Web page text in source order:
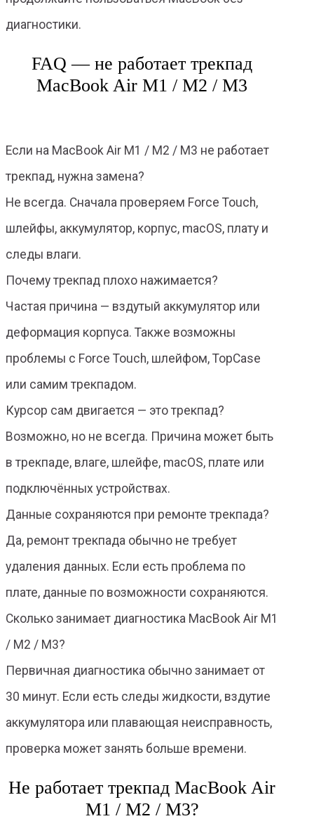
диагностики.
FAQ — не работает трекпад
MacBook Air M1 / M2 / M3
Если на MacBook Air M1 / M2 / M3 не работает
трекпад, нужна замена?
Не всегда. Сначала проверяем Force Touch,
шлейфы, аккумулятор, корпус, macOS, плату и
следы влаги.
Почему трекпад плохо нажимается?
Частая причина — вздутый аккумулятор или
деформация корпуса. Также возможны
проблемы с Force Touch, шлейфом, TopCase
или самим трекпадом.
Курсор сам двигается — это трекпад?
Возможно, но не всегда. Причина может быть
в трекпаде, влаге, шлейфе, macOS, плате или
подключённых устройствах.
Данные сохраняются при ремонте трекпада?
Да, ремонт трекпада обычно не требует
удаления данных. Если есть проблема по
плате, данные по возможности сохраняются.
Сколько занимает диагностика MacBook Air M1
/ M2 / M3?
Первичная диагностика обычно занимает от
30 минут. Если есть следы жидкости, вздутие
аккумулятора или плавающая неисправность,
проверка может занять больше времени.
Не работает трекпад MacBook Air
M1 / M2 / M3?